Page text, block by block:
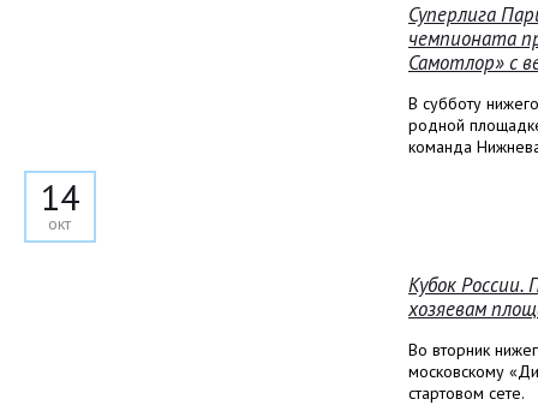
14
окт
Суперлига
чемпионата
Самотлор» с
В субботу
родной
команда
Кубок
хозяевам
Во вторник
московскому
стартовом сете.